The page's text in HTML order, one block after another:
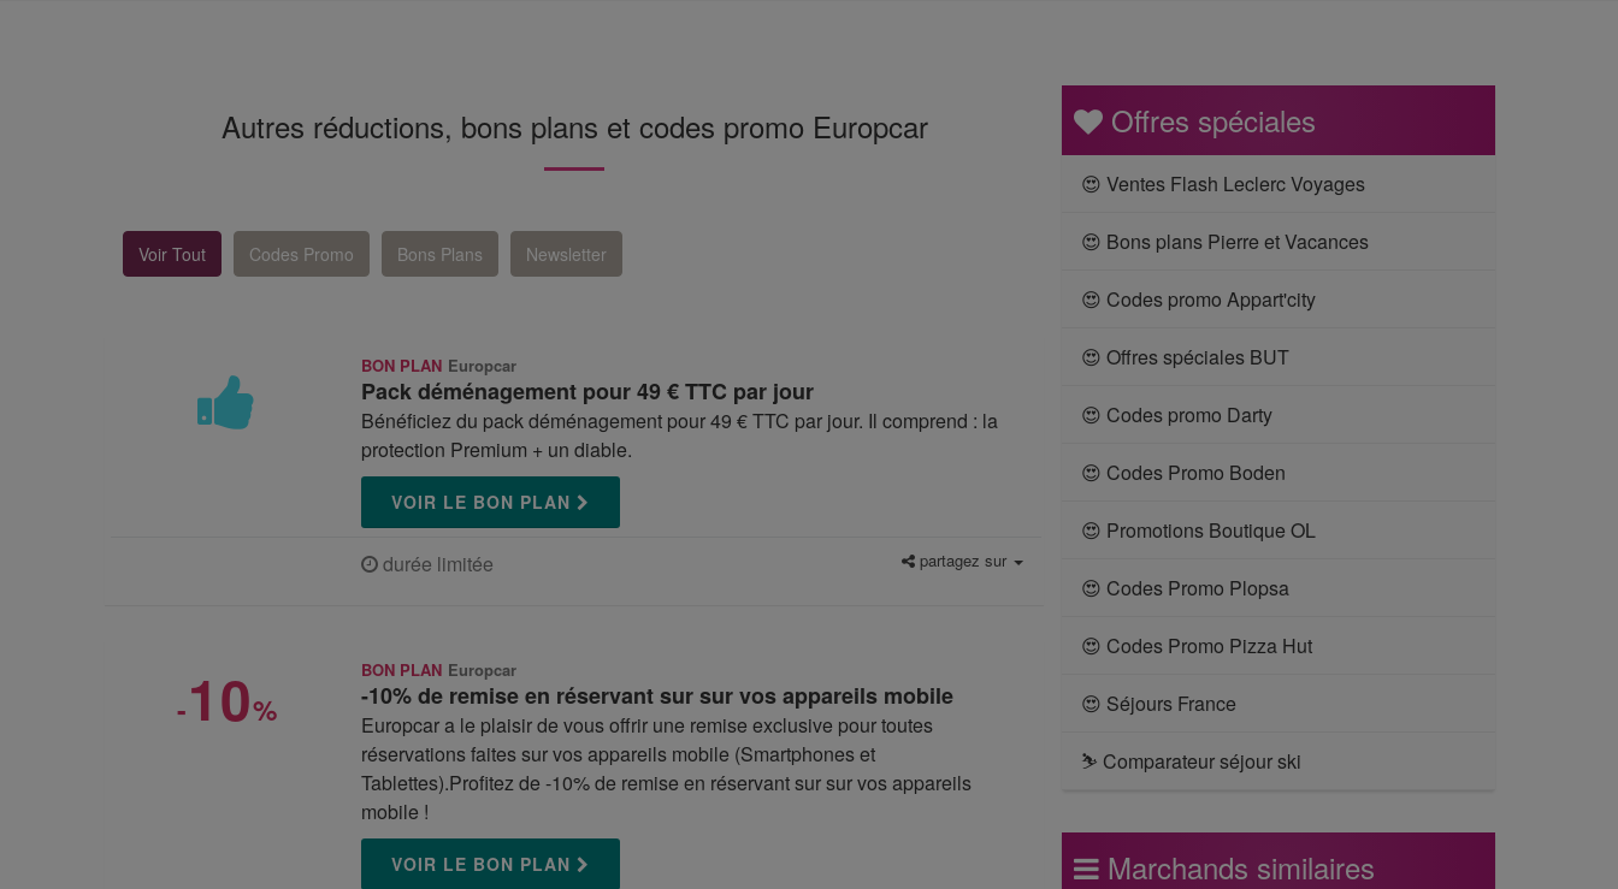
Autres réductions, bons plans et codes promo Europcar
Voir Tout Codes Promo Bons Plans Newsletter
BON PLAN Europcar
Pack déménagement pour 49 € TTC par jour
Bénéficiez du pack déménagement pour 49 € TTC par jour. Il comprend : la
protection Premium + un diable.
VOIR LE BON PLAN
durée limitée partagez sur
-10%
BON PLAN Europcar
-10% de remise en réservant sur sur vos appareils mobile
Europcar a le plaisir de vous offrir une remise exclusive pour toutes
réservations faites sur vos appareils mobile (Smartphones et
Tablettes).Profitez de -10% de remise en réservant sur sur vos appareils
mobile !
VOIR LE BON PLAN
Offres spéciales
😍 Ventes Flash Leclerc Voyages
😍 Bons plans Pierre et Vacances
😍 Codes promo Appart'city
😍 Offres spéciales BUT
😍 Codes promo Darty
😍 Codes Promo Boden
😍 Promotions Boutique OL
😍 Codes Promo Plopsa
😍 Codes Promo Pizza Hut
😍 Séjours France
⛷ Comparateur séjour ski
Marchands similaires